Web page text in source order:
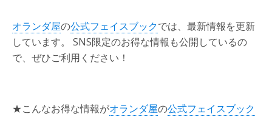
オランダ屋の公式フェイスブックでは、最新情報を更新
しています。 SNS限定のお得な情報も公開しているの
で、ぜひご利用ください！
★こんなお得な情報がオランダ屋の公式フェイスブック